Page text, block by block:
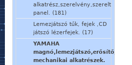
alkatrész,szerelvény,szerelt
panel. (181)
Lemezjátszó tűk, fejek ,CD
játszó lézerfejek. (17)
YAMAHA
magnó,lemezjátszó,erősítő,stb.
mechanikai alkatrészek.